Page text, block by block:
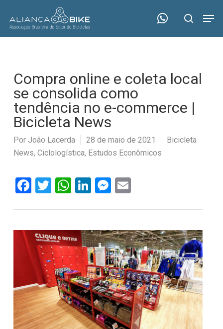
main
search
Compra online e coleta local
se consolida como
tendência no e-commerce |
Bicicleta News
Por João Lacerda 28 de maio de 2021
Bicicleta
News, Ciclologística, Estudos Econômicos
Facebook
Twitter
WhatsApp
LinkedIn
Messenger
Email